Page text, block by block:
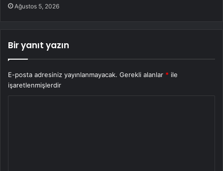
Ağustos 5, 2026
Bir yanıt yazın
E-posta adresiniz yayınlanmayacak. Gerekli alanlar * ile
işaretlenmişlerdir